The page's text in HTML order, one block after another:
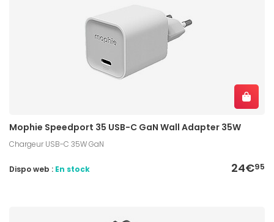
Mophie Speedport 35 USB-C GaN Wall Adapter 35W
Chargeur USB-C 35W GaN
24€95
Dispo web : En stock